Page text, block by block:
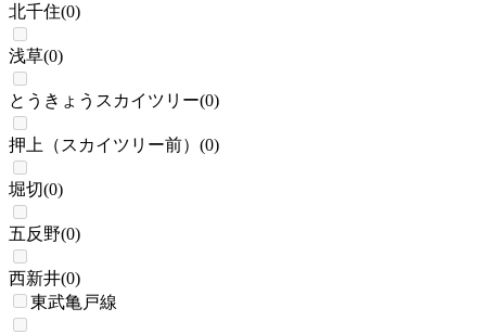
北千住(0)
浅草(0)
とうきょうスカイツリー(0)
押上（スカイツリー前） (0)
堀切(0)
五反野(0)
西新井(0)
東武亀戸線